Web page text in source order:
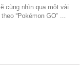
cùng nhìn qua một vài
“Pokémon GO” ...